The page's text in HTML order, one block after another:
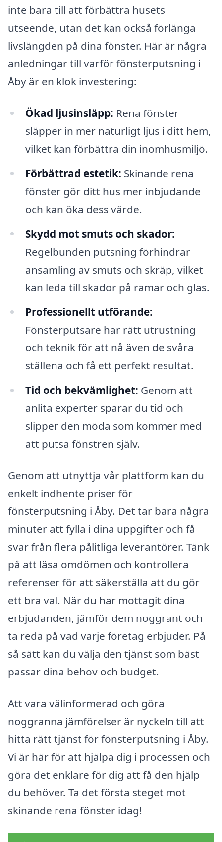
inte bara till att förbättra husets
utseende, utan det kan också förlänga
livslängden på dina fönster. Här är några
anledningar till varför fönsterputsning i
Åby är en klok investering:
Ökad ljusinsläpp: Rena fönster
släpper in mer naturligt ljus i ditt hem,
vilket kan förbättra din inomhusmiljö.
Förbättrad estetik: Skinande rena
fönster gör ditt hus mer inbjudande
och kan öka dess värde.
Skydd mot smuts och skador:
Regelbunden putsning förhindrar
ansamling av smuts och skräp, vilket
kan leda till skador på ramar och glas.
Professionellt utförande:
Fönsterputsare har rätt utrustning
och teknik för att nå även de svåra
ställena och få ett perfekt resultat.
Tid och bekvämlighet: Genom att
anlita experter sparar du tid och
slipper den möda som kommer med
att putsa fönstren själv.
Genom att utnyttja vår plattform kan du
enkelt indhente priser för
fönsterputsning i Åby. Det tar bara några
minuter att fylla i dina uppgifter och få
svar från flera pålitliga leverantörer. Tänk
på att läsa omdömen och kontrollera
referenser för att säkerställa att du gör
ett bra val. När du har mottagit dina
erbjudanden, jämför dem noggrant och
ta reda på vad varje företag erbjuder. På
så sätt kan du välja den tjänst som bäst
passar dina behov och budget.
Att vara välinformerad och göra
noggranna jämförelser är nyckeln till att
hitta rätt tjänst för fönsterputsning i Åby.
Vi är här för att hjälpa dig i processen och
göra det enklare för dig att få den hjälp
du behöver. Ta det första steget mot
skinande rena fönster idag!